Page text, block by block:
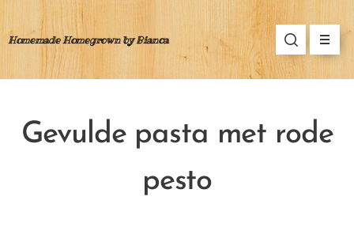
Homemade Homegrown by Bianca
Gevulde pasta met rode
pesto